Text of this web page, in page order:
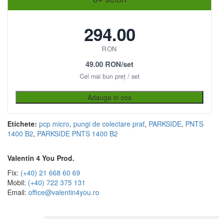
294.00
RON
49.00 RON/set
Cel mai bun preț / set
Adauga in cos
Etichete: pcp micro, pungi de colectare praf, PARKSIDE, PNTS
1400 B2, PARKSIDE PNTS 1400 B2
Valentin 4 You Prod.
Fix: (+40) 21 668 60 69
Mobil: (+40) 722 375 131
Email: office@valentin4you.ro